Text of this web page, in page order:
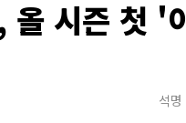
올 시즌 첫 '
석